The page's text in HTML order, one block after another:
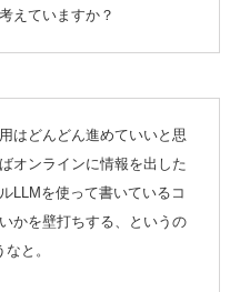
えていますか？
はどんどん進めていいと思
オンラインに情報を出した
LLMを使って書いているコ
かを壁打ちする、というの
と。